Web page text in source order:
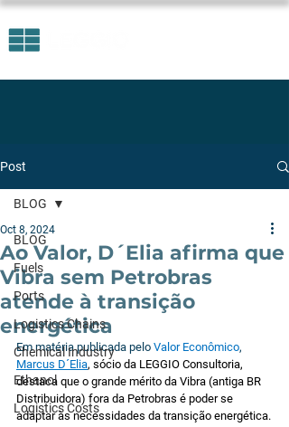
Post
BLOG
Fuels
Ports
Logistics Chains
Chemical Industry
Ethanol
Logistics Costs
BLOG
Ao Valor, D´Elia afirma que
Vibra sem Petrobras
atende à transição
energética
Oct 8, 2024
Em matéria publicada pelo Valor Econômico,
Marcus D´Elia, sócio da LEGGIO Consultoria,
destaca que o grande mérito da Vibra (antiga BR
Distribuidora) fora da Petrobras é poder se
adaptar às necessidades da transição energética.